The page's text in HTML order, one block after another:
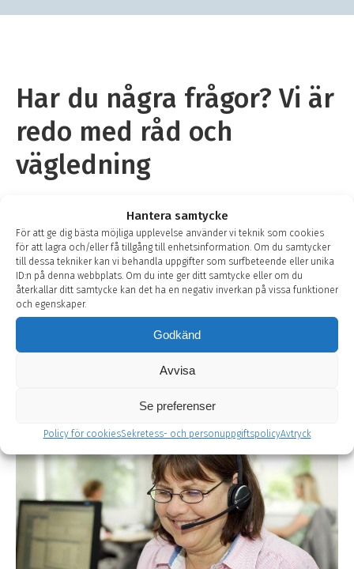
Hantera samtycke
För att ge dig bästa möjliga upplevelse använder vi teknik som cookies
för att lagra och/eller få tillgång till enhetsinformation. Om du samtycker
till dessa tekniker kan vi behandla uppgifter som surfbeteende eller unika
ID:n på denna webbplats. Om du inte ger ditt samtycke eller om du
återkallar ditt samtycke kan det ha en negativ inverkan på vissa funktioner
och egenskaper.
Godkänd
Avvisa
Se preferenser
Policy för cookiesSekretess- och personuppgiftspolicyAvtryck
Har du några frågor? Vi är
redo med råd och
vägledning
Använd vår chattfunktion på denna sida eller
kontakta oss på +46 08 440 14 60 om du har några
frågor eller vill ha ett besök av en av våra konsulter.
Vårt servicecenter står också i kontakt med våra
servicebilar om du behöver service på ditt system
eller akut hjälp.
Skriv till oss